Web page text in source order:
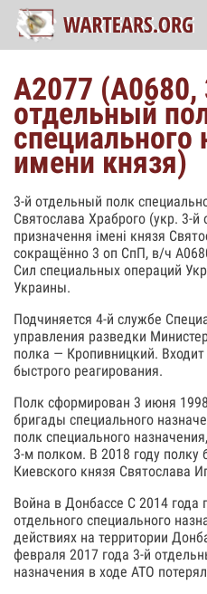
А2077
отдельный
специального
имени князя)
3-й отдельный полк
Святослава Храброго (укр. 3-й
призначення імені князя
сокращённо 3 оп СпП, в/ч
Сил специальных операций
Украины.
Подчиняется 4-й службе
управления разведки
полка — Кропивницкий.
быстрого реагирования.
Полк сформирован 3 июня
бригады специального
полк специального
3-м полком. В 2018 году полку
Киевского князя Святослава
Война в Донбассе С 2014 года
отдельного специального
действиях на территории
февраля 2017 года 3-й
назначения в ходе АТО